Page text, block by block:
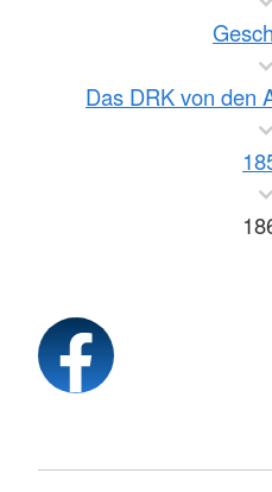
Das DRK von den